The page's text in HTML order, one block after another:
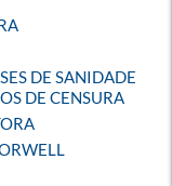
DE SANIDADE
DE CENSURA